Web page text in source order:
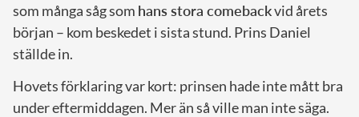
som många såg som hans stora comebackvid årets
början – kom beskedet i sista stund. Prins Daniel
ställde in.
Hovets förklaring var kort: prinsen hade inte mått bra
under eftermiddagen. Mer än så ville man inte säga.